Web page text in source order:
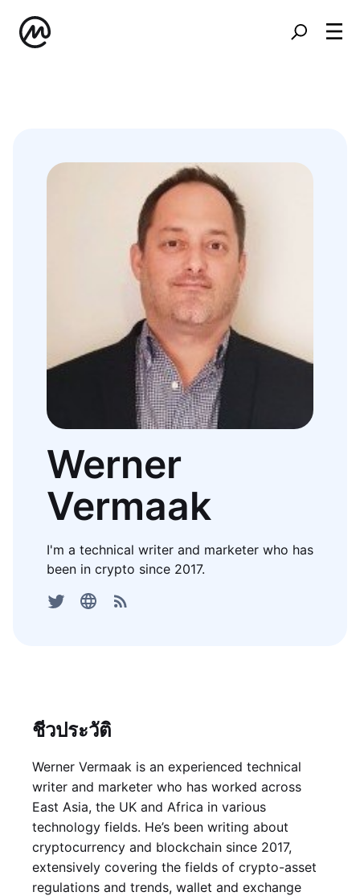
Werner
Vermaak
I'm a technical writer and marketer who has
been in crypto since 2017.
ชีวประวัติ
Werner Vermaak is an experienced technical
writer and marketer who has worked across
East Asia, the UK and Africa in various
technology fields. He’s been writing about
cryptocurrency and blockchain since 2017,
extensively covering the fields of crypto-asset
regulations and trends, wallet and exchange